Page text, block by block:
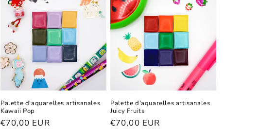
Palette d'aquarelles artisanales
Kawaii Pop
Prix
€70,00 EUR
Palette d'aquarelles artisanales
Juicy Fruits
Prix
€70,00 EUR